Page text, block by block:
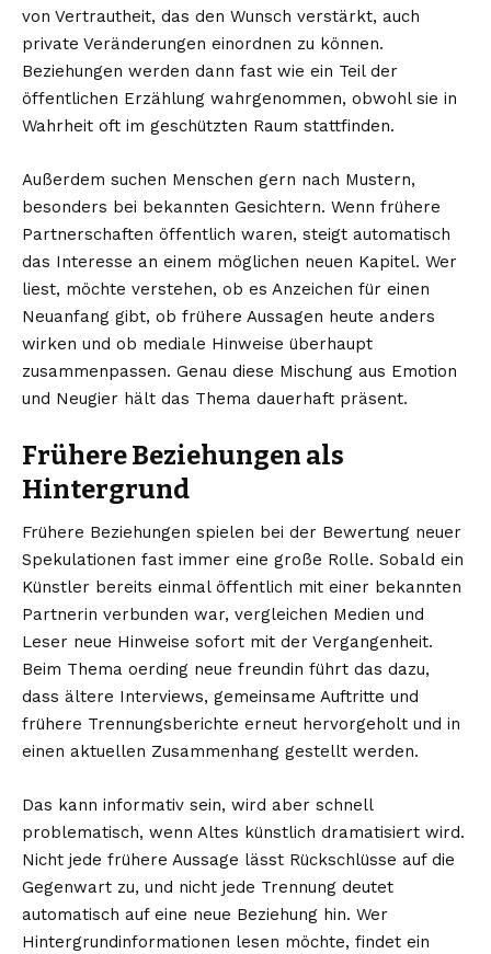
von Vertrautheit, das den Wunsch verstärkt, auch
private Veränderungen einordnen zu können.
Beziehungen werden dann fast wie ein Teil der
öffentlichen Erzählung wahrgenommen, obwohl sie in
Wahrheit oft im geschützten Raum stattfinden.
Außerdem suchen Menschen gern nach Mustern,
besonders bei bekannten Gesichtern. Wenn frühere
Partnerschaften öffentlich waren, steigt automatisch
das Interesse an einem möglichen neuen Kapitel. Wer
liest, möchte verstehen, ob es Anzeichen für einen
Neuanfang gibt, ob frühere Aussagen heute anders
wirken und ob mediale Hinweise überhaupt
zusammenpassen. Genau diese Mischung aus Emotion
und Neugier hält das Thema dauerhaft präsent.
Frühere Beziehungen als
Hintergrund
Frühere Beziehungen spielen bei der Bewertung neuer
Spekulationen fast immer eine große Rolle. Sobald ein
Künstler bereits einmal öffentlich mit einer bekannten
Partnerin verbunden war, vergleichen Medien und
Leser neue Hinweise sofort mit der Vergangenheit.
Beim Thema oerding neue freundin führt das dazu,
dass ältere Interviews, gemeinsame Auftritte und
frühere Trennungsberichte erneut hervorgeholt und in
einen aktuellen Zusammenhang gestellt werden.
Das kann informativ sein, wird aber schnell
problematisch, wenn Altes künstlich dramatisiert wird.
Nicht jede frühere Aussage lässt Rückschlüsse auf die
Gegenwart zu, und nicht jede Trennung deutet
automatisch auf eine neue Beziehung hin. Wer
Hintergrundinformationen lesen möchte, findet ein